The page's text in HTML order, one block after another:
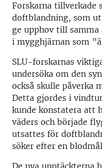
Forskarna tillverkade
doftblandning, som
ge upphov till
i mygghjärnan som
SLU-forskarnas
undersöka om den
också skulle påverka
Detta gjordes i
kunde konstatera att
väders och började
utsattes för
söker efter en
De nya upptäckterna